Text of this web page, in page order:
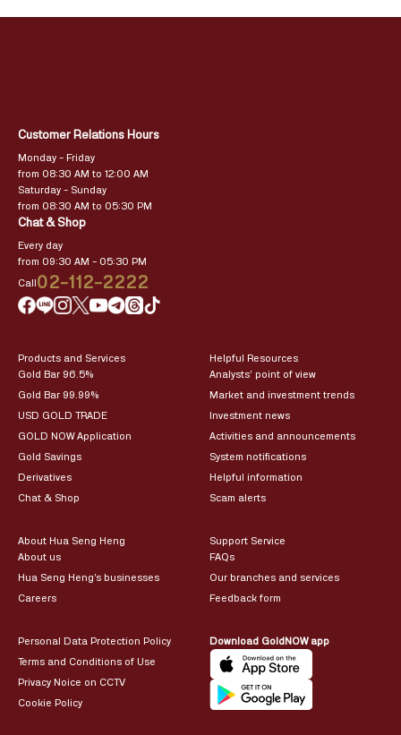
Customer Relations Hours
Monday – Friday
from 08:30 AM to 12:00 AM
Saturday – Sunday
from 08:30 AM to 05:30 PM
Chat & Shop
Every day
from 09:30 AM – 05:30 PM
Call02-112-2222
Products and Services
Gold Bar 96.5%
Gold Bar 99.99%
USD GOLD TRADE
GOLD NOW Application
Gold Savings
Derivatives
Chat & Shop
Helpful Resources
Analysts’ point of view
Market and investment trends
Investment news
Activities and announcements
System notifications
Helpful information
Scam alerts
About Hua Seng Heng
About us
Hua Seng Heng’s businesses
Careers
Support Service
FAQs
Our branches and services
Feedback form
Personal Data Protection Policy
Terms and Conditions of Use
Privacy Noice on CCTV
Cookie Policy
Download GoldNOW app